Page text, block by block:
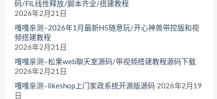
码/FIL线性释放/脚本齐全/搭建教程
2026年2月21日
嘎嘎亲测–2026年1月最新H5随意玩/开心神兽带控版和视
频搭建教程
2026年2月21日
嘎嘎亲测–松果web聊天室源码/带视频搭建教程源码下载
2026年2月21日
嘎嘎亲测–likeshop上门家政系统开源版源码 2026年2月19
日